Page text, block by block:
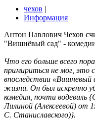
чехов |
Информация
Антон Павлович Чехов
"Вишнёвый сад" -
Что его больше всего
примириться не мог, это
впоследствии «Вишневый
жизни. Он был искренно
комедия, почти
Лилиной (Алексеевой) от
С. Станиславского)}.